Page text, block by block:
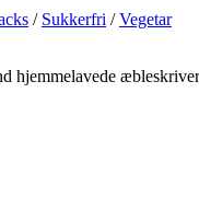
/ Sukkerfri /Vegetar
hjemmelavede